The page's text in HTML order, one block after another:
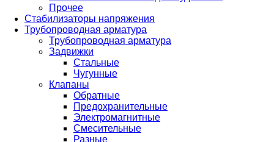
Прочее
Стабилизаторы напряжения
Трубопроводная арматура
Трубопроводная арматура
Задвижки
Стальные
Чугунные
Клапаны
Обратные
Предохранительные
Электромагнитные
Смесительные
Разные